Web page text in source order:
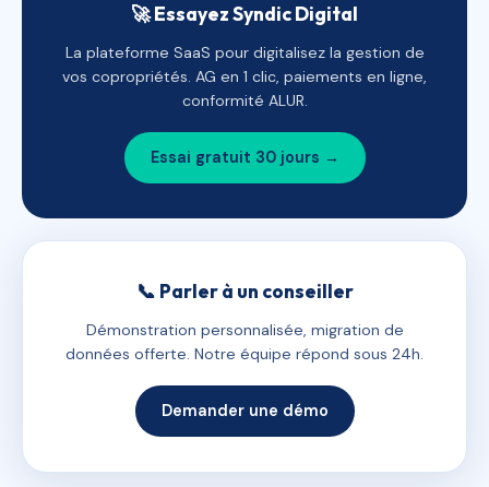
🚀 Essayez Syndic Digital
La plateforme SaaS pour digitalisez la gestion de
vos copropriétés. AG en 1 clic, paiements en ligne,
conformité ALUR.
Essai gratuit 30 jours →
📞 Parler à un conseiller
Démonstration personnalisée, migration de
données offerte. Notre équipe répond sous 24h.
Demander une démo